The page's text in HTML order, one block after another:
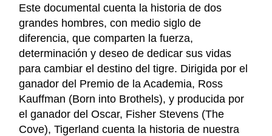
Este documental cuenta la historia de dos
grandes hombres, con medio siglo de
diferencia, que comparten la fuerza,
determinación y deseo de dedicar sus vidas
para cambiar el destino del tigre. Dirigida por el
ganador del Premio de la Academia, Ross
Kauffman (Born into Brothels), y producida por
el ganador del Oscar, Fisher Stevens (The
Cove), Tigerland cuenta la historia de nuestra